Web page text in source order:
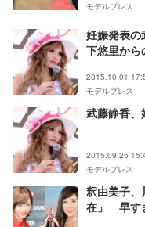
モデルプレス
妊娠発表の
下悠里から
2015.10.01
モデルプレス
武藤静香、
2015.09.25
モデルプレス
釈由美子、
在」 早す